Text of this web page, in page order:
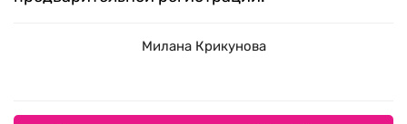
Милана Крикунова